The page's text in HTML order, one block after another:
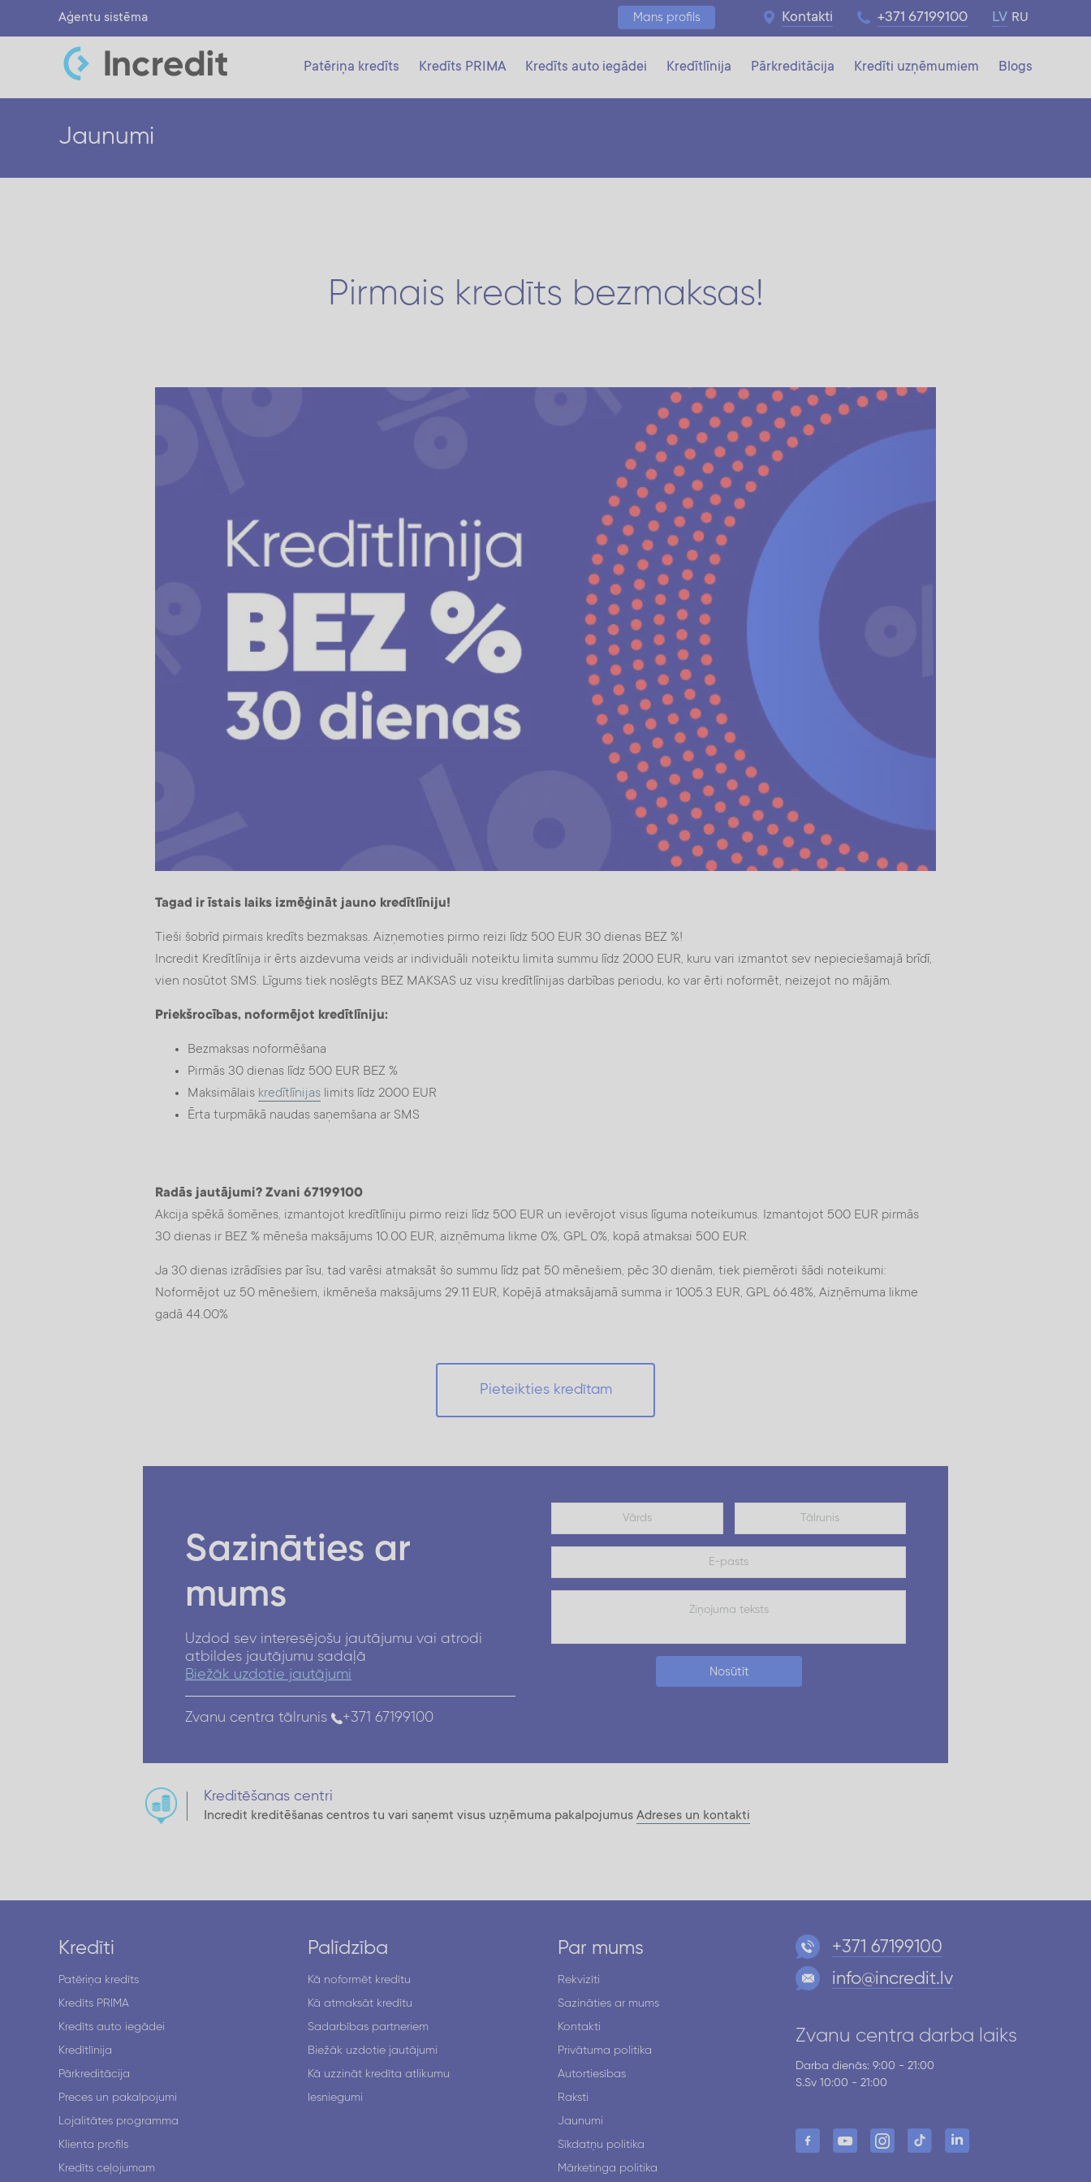
Aģentu sistēma Mans profils Kontakti +371 67199100 RU
LV
Patēriņa kredīts Kredīts PRIMA Kredīts auto iegādei Kredītlīnija Pārkreditācija Kredīti uzņēmumiem Blogs
Jaunumi
Pirmais kredīts bezmaksas!
Tagad ir īstais laiks izmēģināt jauno kredītlīniju!
Tieši šobrīd pirmais kredīts bezmaksas. Aizņemoties pirmo reizi līdz 500 EUR 30 dienas BEZ %!
Incredit Kredītlīnija ir ērts aizdevuma veids ar individuāli noteiktu limita summu līdz 2000 EUR, kuru vari izmantot sev nepieciešamajā brīdī,
vien nosūtot SMS. Līgums tiek noslēgts BEZ MAKSAS uz visu kredītlīnijas darbības periodu, ko var ērti noformēt, neizejot no mājām.
Priekšrocības, noformējot kredītlīniju:
Bezmaksas noformēšana
Pirmās 30 dienas līdz 500 EUR BEZ %
Maksimālais kredītlīnijas limits līdz 2000 EUR
Ērta turpmākā naudas saņemšana ar SMS
Radās jautājumi? Zvani 67199100
Akcija spēkā šomēnes, izmantojot kredītlīniju pirmo reizi līdz 500 EUR un ievērojot visus līguma noteikumus. Izmantojot 500 EUR pirmās
30 dienas ir BEZ % mēneša maksājums 10.00 EUR, aizņēmuma likme 0%, GPL 0%, kopā atmaksai 500 EUR.
Ja 30 dienas izrādīsies par īsu, tad varēsi atmaksāt šo summu līdz pat 50 mēnešiem, pēc 30 dienām, tiek piemēroti šādi noteikumi:
Noformējot uz 50 mēnešiem, ikmēneša maksājums 29.11 EUR, Kopējā atmaksājamā summa ir 1005.3 EUR, GPL 66.48%, Aizņēmuma likme
gadā 44.00%
Pieteikties kredītam
Sazināties ar
mums
Uzdod sev interesējošu jautājumu vai atrodi
atbildes jautājumu sadaļā
Biežāk uzdotie jautājumi
Zvanu centra tālrunis +371 67199100
Nosūtīt
Kreditēšanas centri
Incredit kreditēšanas centros tu vari saņemt visus uzņēmuma pakalpojumus Adreses un kontakti
Kredīti
Patēriņa kredīts
Kredīts PRIMA
Kredīts auto iegādei
Kredītlīnija
Pārkreditācija
Preces un pakalpojumi
Lojalitātes programma
Klienta profils
Kredīts ceļojumam
Palīdzība
Kā noformēt kredītu
Kā atmaksāt kredītu
Sadarbības partneriem
Biežāk uzdotie jautājumi
Kā uzzināt kredīta atlikumu
Iesniegumi
Par mums
Rekvizīti
Sazināties ar mums
Kontakti
Privātuma politika
Autortiesības
Raksti
Jaunumi
Sīkdatņu politika
Mārketinga politika
+371 67199100
info@incredit.lv
Zvanu centra darba laiks
Darba dienās: 9:00 - 21:00
S.Sv 10:00 - 21:00